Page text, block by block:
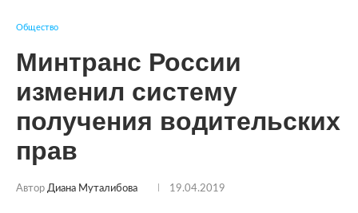
Общество
Минтранс России
изменил систему
получения водительских
прав
Автор Диана Муталибова 19.04.2019